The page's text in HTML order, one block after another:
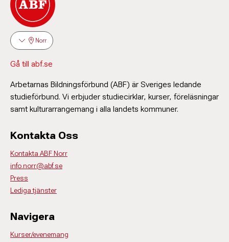
Norr
Gå till abf.se
Arbetarnas Bildningsförbund (ABF) är Sveriges ledande
studieförbund. Vi erbjuder studiecirklar, kurser, föreläsningar
samt kulturarrangemang i alla landets kommuner.
Kontakta Oss
Kontakta ABF Norr
info.norr@abf.se
Press
Lediga tjänster
Navigera
Kurser/evenemang